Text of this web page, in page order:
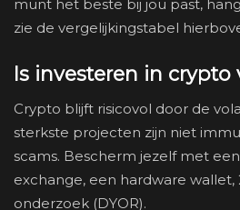
munt het beste bij jöu past,
zie de vergelijkingstabel
Is investeren in crypto
Crypto blijft risicovol door de
sterkste projecten zijn niet
scams. Bescherm jezelf met
exchange, een hardware wallet,
onderzoek (DYOR).